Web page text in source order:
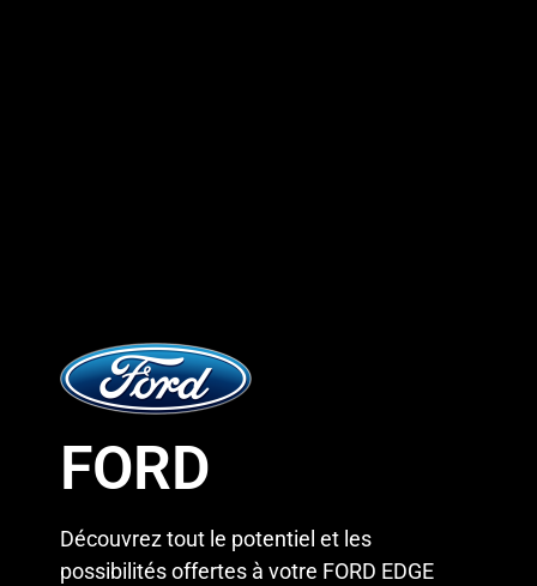
FORD
Découvrez tout le potentiel et les
possibilités offertes à votre FORD EDGE